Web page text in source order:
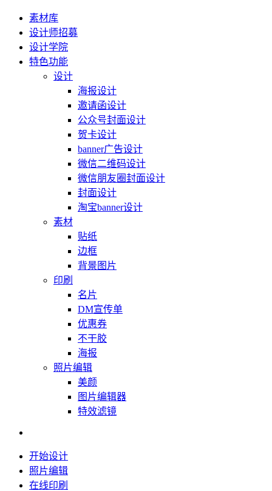
素材库
设计师招募
设计学院
特色功能
设计
海报设计
邀请函设计
公众号封面设计
贺卡设计
banner广告设计
微信二维码设计
微信朋友圈封面设计
封面设计
淘宝banner设计
素材
贴纸
边框
背景图片
印刷
名片
DM宣传单
优惠券
不干胶
海报
照片编辑
美颜
图片编辑器
特效滤镜
开始设计
照片编辑
在线印刷